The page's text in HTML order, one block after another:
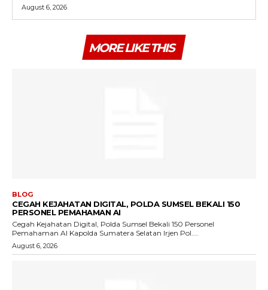
August 6, 2026
MORE LIKE THIS
BLOG
CEGAH KEJAHATAN DIGITAL, POLDA SUMSEL BEKALI 150
PERSONEL PEMAHAMAN AI
Cegah Kejahatan Digital, Polda Sumsel Bekali 150 Personel
Pemahaman AI Kapolda Sumatera Selatan Irjen Pol....
August 6, 2026